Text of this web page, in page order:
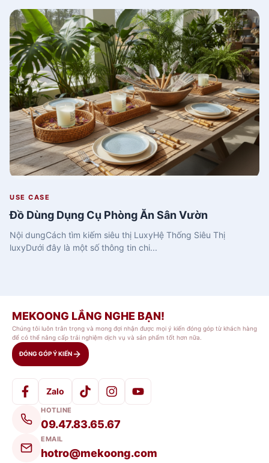
USE CASE
Đồ Dùng Dụng Cụ Phòng Ăn Sân Vườn
Nội dungCách tìm kiếm siêu thị LuxyHệ Thống Siêu Thị
luxyDưới đây là một số thông tin chi...
MEKOONG LẮNG NGHE BẠN!
Chúng tôi luôn trân trọng và mong đợi nhận được mọi ý kiến đóng góp từ khách hàng
để có thể nâng cấp trải nghiệm dịch vụ và sản phẩm tốt hơn nữa.
ĐÓNG GÓP Ý KIẾN
Zalo
HOTLINE
09.47.83.65.67
EMAIL
hotro@mekoong.com